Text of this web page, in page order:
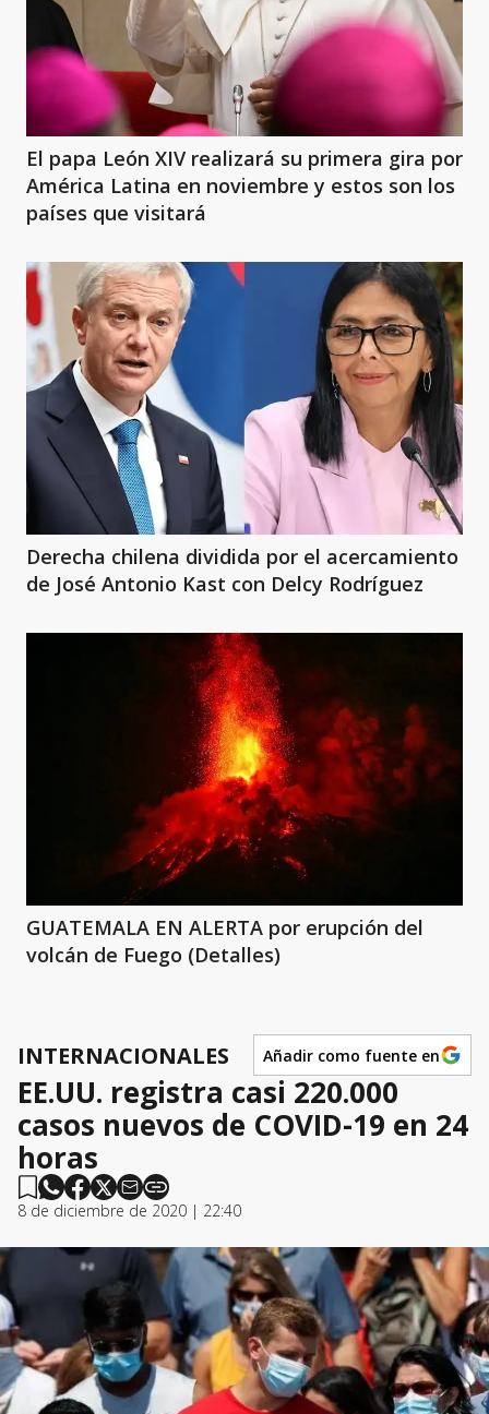
El papa León XIV realizará su primera gira por
América Latina en noviembre y estos son los
países que visitará
Derecha chilena dividida por el acercamiento
de José Antonio Kast con Delcy Rodríguez
GUATEMALA EN ALERTA por erupción del
volcán de Fuego (Detalles)
INTERNACIONALES Añadir como fuente en
EE.UU. registra casi 220.000
casos nuevos de COVID-19 en 24
horas
8 de diciembre de 2020 | 22:40